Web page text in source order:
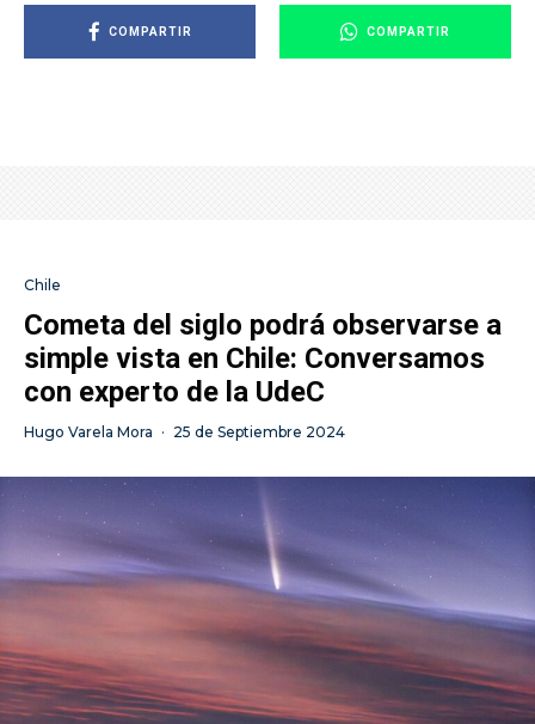
COMPARTIR COMPARTIR
Chile
Cometa del siglo podrá observarse a
simple vista en Chile: Conversamos
con experto de la UdeC
Hugo Varela Mora · 25 de Septiembre 2024